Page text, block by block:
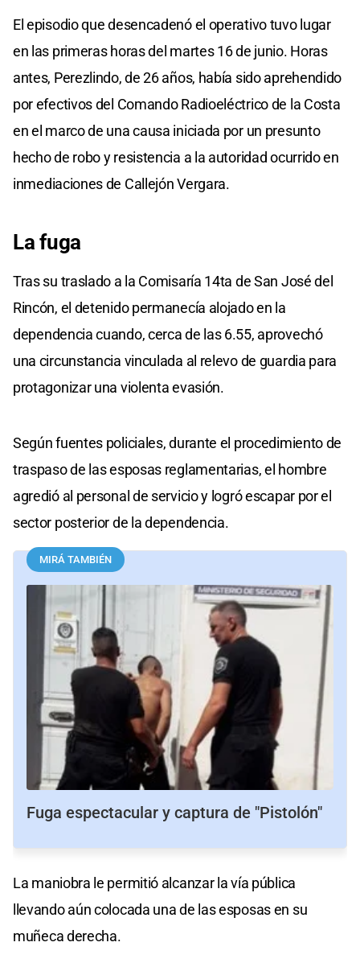
El episodio que desencadenó el operativo tuvo lugar
en las primeras horas del martes 16 de junio. Horas
antes, Perezlindo, de 26 años, había sido aprehendido
por efectivos del Comando Radioeléctrico de la Costa
en el marco de una causa iniciada por un presunto
hecho de robo y resistencia a la autoridad ocurrido en
inmediaciones de Callejón Vergara.
La fuga
Tras su traslado a la Comisaría 14ta de San José del
Rincón, el detenido permanecía alojado en la
dependencia cuando, cerca de las 6.55, aprovechó
una circunstancia vinculada al relevo de guardia para
protagonizar una violenta evasión.
Según fuentes policiales, durante el procedimiento de
traspaso de las esposas reglamentarias, el hombre
agredió al personal de servicio y logró escapar por el
sector posterior de la dependencia.
MIRÁ TAMBIÉN
Fuga espectacular y captura de "Pistolón"
La maniobra le permitió alcanzar la vía pública
llevando aún colocada una de las esposas en su
muñeca derecha.